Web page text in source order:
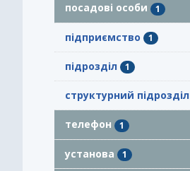
посадові особи 1
підприємство 1
підрозділ 1
структурний підрозділ
телефон 1
установа 1